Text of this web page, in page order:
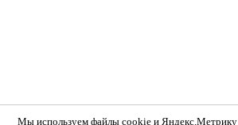
Мы используем файлы cookie и Яндекс.Метрику